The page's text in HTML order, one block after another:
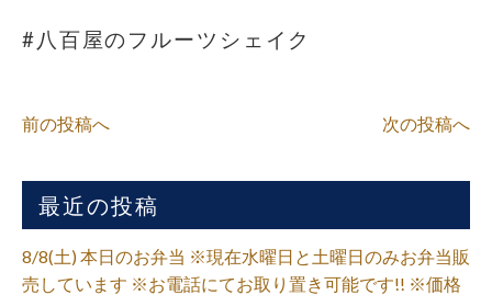
#八百屋のフルーツシェイク
前の投稿へ 次の投稿へ
最近の投稿
8/8(土) 本日のお弁当 ※現在水曜日と土曜日のみお弁当販
売しています ※お電話にてお取り置き可能です!! ※価格